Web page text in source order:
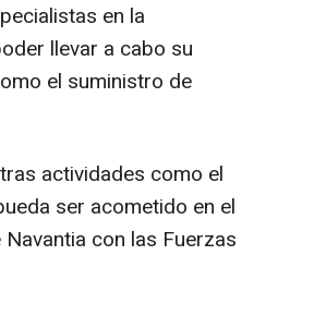
en la
llevar a cabo su
el suministro de
actividades como el
ser acometido en el
con las Fuerzas